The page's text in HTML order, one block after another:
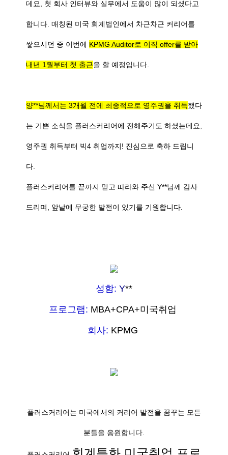
데요, 첫 회사 인터뷰와 실무에서 도움이 많이 되셨다고
합니다. 매칭된 미국 회계법인에서 차근차근 커리어를
쌓으시던 중 이번에 KPMG Auditor로 이직 offer를 받아
내년 1월부터 첫 출근을 할 예정입니다.
양**님께서는 3개월 전에 최종적으로 영주권을 취득했다
는 기쁜 소식을 플러스커리어에 전해주기도 하셨는데요,
영주권 취득부터 빅4 취업까지! 진심으로 축하 드립니
다.
플러스커리어를 끝까지 믿고 따라와 주신 Y**님께 감사
드리며, 앞날에 무궁한 발전이 있기를 기원합니다.
성함: Y**
프로그램: MBA+CPA+미국취업
회사: KPMG
플러스커리어는 미국에서의 커리어 발전을 꿈꾸는 모든
분들을 응원합니다.